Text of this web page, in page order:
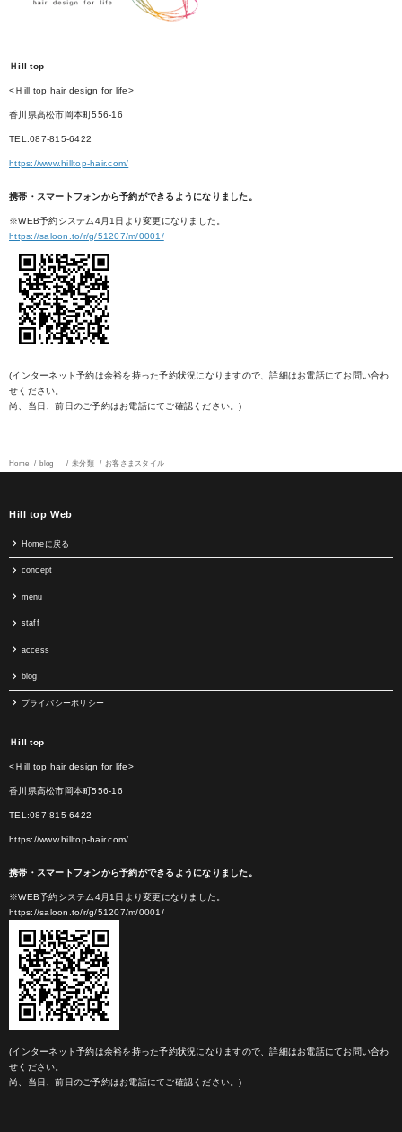
Ｈill top
<Ｈill top hair design for life>
香川県高松市岡本町556-16
TEL:087-815-6422
https://www.hilltop-hair.com/
携帯・スマートフォンから予約ができるようになりました。
※WEB予約システム4月1日より変更になりました。
https://saloon.to/r/g/51207/m/0001/
(インターネット予約は余裕を持った予約状況になりますので、詳細はお電話にてお問い合わ
せください。
尚、当日、前日のご予約はお電話にてご確認ください。)
Home blog 未分類 お客さまスタイル
Hill top Web
Homeに戻る
concept
menu
staff
access
blog
プライバシーポリシー
Ｈill top
<Ｈill top hair design for life>
香川県高松市岡本町556-16
TEL:087-815-6422
https://www.hilltop-hair.com/
携帯・スマートフォンから予約ができるようになりました。
※WEB予約システム4月1日より変更になりました。
https://saloon.to/r/g/51207/m/0001/
(インターネット予約は余裕を持った予約状況になりますので、詳細はお電話にてお問い合わ
せください。
尚、当日、前日のご予約はお電話にてご確認ください。)